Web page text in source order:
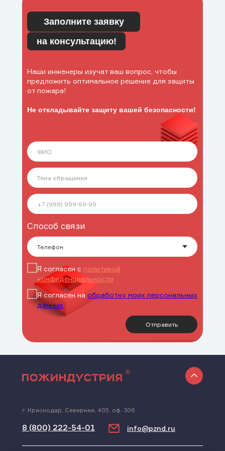
на консультацию!
Заполните заявку
Наши инженеры изучат ваш вопрос, чтобы
предложить оптимальное решение для защиты
от пожара!
Не откладывайте защиту вашей безопасности!
Способ связи
Я согласен с политикой
конфиденциальности
Я согласен на обработку моих персональных
данных
Отправить
г. Краснодар, Северная, 405, оф. 306
Услуги
8 (800) 222-54-01 info@pznd.ru